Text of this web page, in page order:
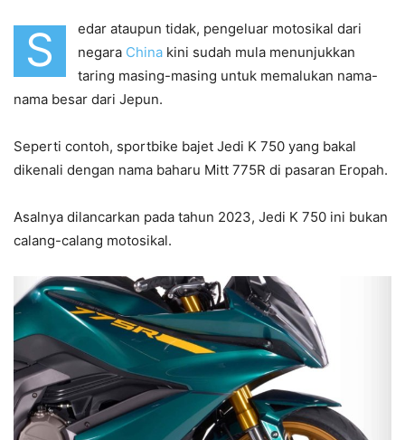
S
edar ataupun tidak, pengeluar motosikal dari
negara China kini sudah mula menunjukkan
taring masing-masing untuk memalukan nama-
nama besar dari Jepun.
Seperti contoh, sportbike bajet Jedi K 750 yang bakal
dikenali dengan nama baharu Mitt 775R di pasaran Eropah.
Asalnya dilancarkan pada tahun 2023, Jedi K 750 ini bukan
calang-calang motosikal.